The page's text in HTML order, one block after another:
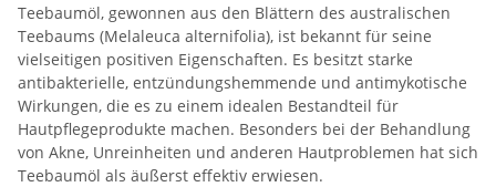
Teebaumöl, gewonnen aus den Blättern des australischen
Teebaums (Melaleuca alternifolia), ist bekannt für seine
vielseitigen positiven Eigenschaften. Es besitzt starke
antibakterielle, entzündungshemmende und antimykotische
Wirkungen, die es zu einem idealen Bestandteil für
Hautpflegeprodukte machen. Besonders bei der Behandlung
von Akne, Unreinheiten und anderen Hautproblemen hat sich
Teebaumöl als äußerst effektiv erwiesen.